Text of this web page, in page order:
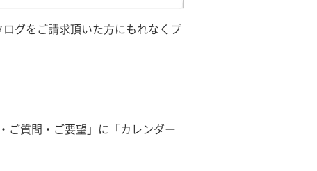
グをご請求頂いた方にもれなくプ
ご質問・ご要望」に「カレンダー